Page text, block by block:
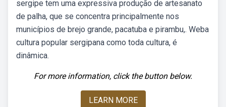
sergipe tem uma expressiva produção de artesanato
de palha, que se concentra principalmente nos
municípios de brejo grande, pacatuba e pirambu,. Weba
cultura popular sergipana como toda cultura, é
dinâmica.
For more information, click the button below.
LEARN MORE